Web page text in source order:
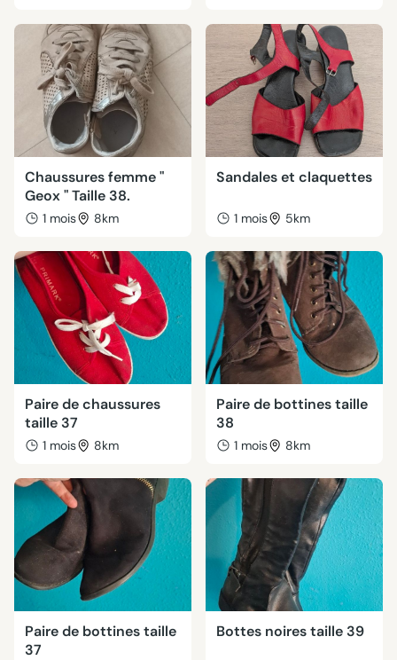
Chaussures femme "
Geox " Taille 38.
1 mois 8km
Sandales et claquettes
1 mois 5km
Paire de chaussures
taille 37
1 mois 8km
Paire de bottines taille
38
1 mois 8km
Paire de bottines taille
37
Bottes noires taille 39